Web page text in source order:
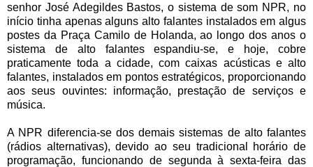
senhor José Adegildes Bastos, o sistema de som NPR, no
início tinha apenas alguns alto falantes instalados em algus
postes da Praça Camilo de Holanda, ao longo dos anos o
sistema de alto falantes espandiu-se, e hoje, cobre
praticamente toda a cidade, com caixas acústicas e alto
falantes, instalados em pontos estratégicos, proporcionando
aos seus ouvintes: informação, prestação de serviços e
música.
A NPR diferencia-se dos demais sistemas de alto falantes
(rádios alternativas), devido ao seu tradicional horário de
programação, funcionando de segunda à sexta-feira das